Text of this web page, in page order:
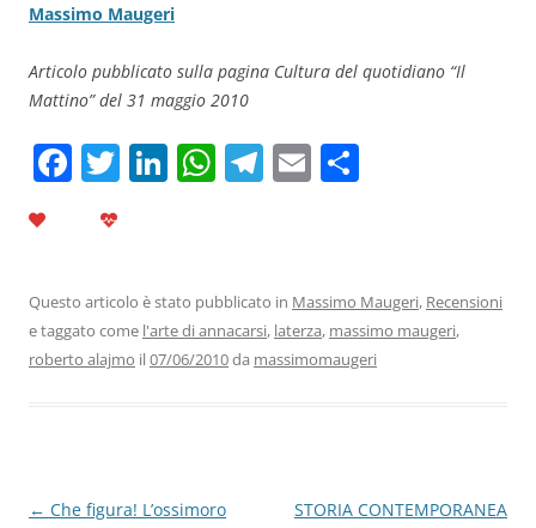
Massimo Maugeri
Articolo pubblicato sulla pagina Cultura del quotidiano “Il
Mattino” del 31 maggio 2010
F
b
o
T Li
dI
n
W
A
p
T
a
m
E
vi
di
Questo articolo è stato pubblicato in Massimo Maugeri, Recensioni
e taggato come l'arte di annacarsi, laterza, massimo maugeri,
roberto alajmo il07/06/2010da massimomaugeri
Navigazione
← Che figura! L’ossimoro
STORIA CONTEMPORANEA